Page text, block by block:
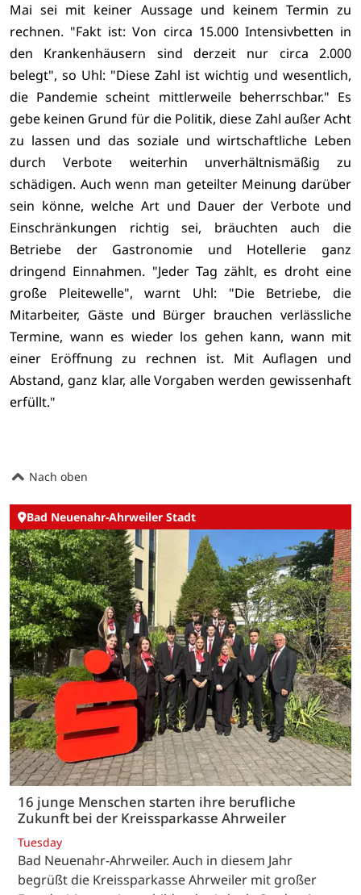
Mai sei mit keiner Aussage und keinem Termin zu
rechnen. "Fakt ist: Von circa 15.000 Intensivbetten in
den Krankenhäusern sind derzeit nur circa 2.000
belegt", so Uhl: "Diese Zahl ist wichtig und wesentlich,
die Pandemie scheint mittlerweile beherrschbar." Es
gebe keinen Grund für die Politik, diese Zahl außer Acht
zu lassen und das soziale und wirtschaftliche Leben
durch Verbote weiterhin unverhältnismäßig zu
schädigen. Auch wenn man geteilter Meinung darüber
sein könne, welche Art und Dauer der Verbote und
Einschränkungen richtig sei, bräuchten auch die
Betriebe der Gastronomie und Hotellerie ganz
dringend Einnahmen. "Jeder Tag zählt, es droht eine
große Pleitewelle", warnt Uhl: "Die Betriebe, die
Mitarbeiter, Gäste und Bürger brauchen verlässliche
Termine, wann es wieder los gehen kann, wann mit
einer Eröffnung zu rechnen ist. Mit Auflagen und
Abstand, ganz klar, alle Vorgaben werden gewissenhaft
erfüllt."
Nach oben
Bad Neuenahr-Ahrweiler Stadt
16 junge Menschen starten ihre berufliche
Zukunft bei der Kreissparkasse Ahrweiler
Tuesday
Bad Neuenahr-Ahrweiler. Auch in diesem Jahr
begrüßt die Kreissparkasse Ahrweiler mit großer